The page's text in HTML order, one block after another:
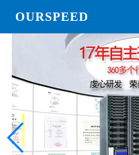
OURSPEED